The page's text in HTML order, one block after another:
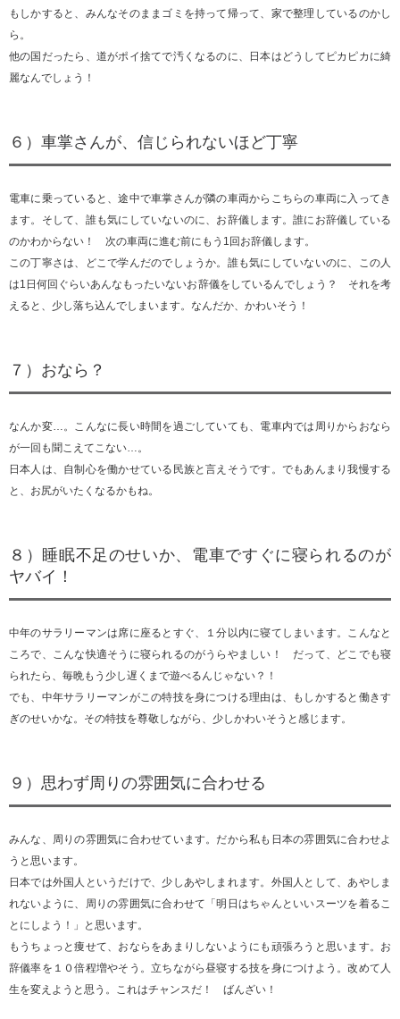
もしかすると、みんなそのままゴミを持って帰って、家で整理しているのかし
ら。
他の国だったら、道がポイ捨てで汚くなるのに、日本はどうしてピカピカに綺
麗なんでしょう！
６）車掌さんが、信じられないほど丁寧
電車に乗っていると、途中で車掌さんが隣の車両からこちらの車両に入ってき
ます。そして、誰も気にしていないのに、お辞儀します。誰にお辞儀している
のかわからない！ 次の車両に進む前にもう1回お辞儀します。
この丁寧さは、どこで学んだのでしょうか。誰も気にしていないのに、この人
は1日何回ぐらいあんなもったいないお辞儀をしているんでしょう？ それを考
えると、少し落ち込んでしまいます。なんだか、かわいそう！
７）おなら？
なんか変…。こんなに長い時間を過ごしていても、電車内では周りからおなら
が一回も聞こえてこない…。
日本人は、自制心を働かせている民族と言えそうです。でもあんまり我慢する
と、お尻がいたくなるかもね。
８）睡眠不足のせいか、電車ですぐに寝られるのが
ヤバイ！
中年のサラリーマンは席に座るとすぐ、１分以内に寝てしまいます。こんなと
ころで、こんな快適そうに寝られるのがうらやましい！ だって、どこでも寝
られたら、毎晩もう少し遅くまで遊べるんじゃない？！
でも、中年サラリーマンがこの特技を身につける理由は、もしかすると働きす
ぎのせいかな。その特技を尊敬しながら、少しかわいそうと感じます。
９）思わず周りの雰囲気に合わせる
みんな、周りの雰囲気に合わせています。だから私も日本の雰囲気に合わせよ
うと思います。
日本では外国人というだけで、少しあやしまれます。外国人として、あやしま
れないように、周りの雰囲気に合わせて「明日はちゃんといいスーツを着るこ
とにしよう！」と思います。
もうちょっと痩せて、おならをあまりしないようにも頑張ろうと思います。お
辞儀率を１０倍程増やそう。立ちながら昼寝する技を身につけよう。改めて人
生を変えようと思う。これはチャンスだ！ ばんざい！